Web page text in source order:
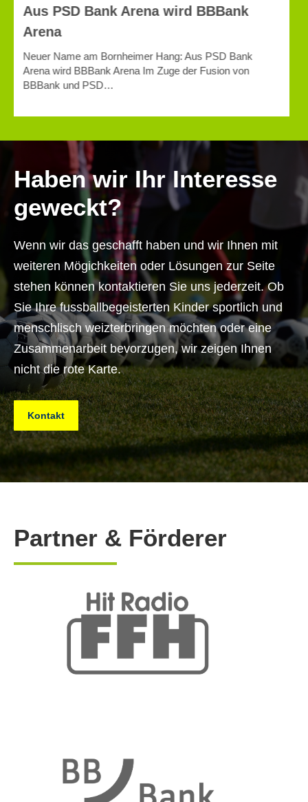
Auslandskurs der FFH-Fußballschule
ist eröffnet
Der 10. Auslandskurs der FFH-Fußballschule ist eröffnet
Haben wir Ihr Interesse
geweckt?
Wenn wir das geschafft haben und wir Ihnen mit
weiteren Mögichkeiten oder Lösungen zur Seite
stehen können kontaktieren Sie uns jederzeit. Ob
Sie Ihre fussballbegeisterten Kinder sportlich und
menschlisch weizterbringen möchten oder eine
Zusammenarbeit bevorzugen, wir zeigen Ihnen
nicht die rote Karte.
Kontakt
Partner & Förderer